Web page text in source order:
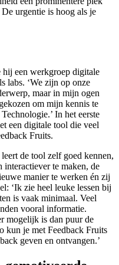
urgentie is hoog als je
een werkgroep digitale
labs. ‘We zijn op onze
maar in mijn ogen
om mijn kennis te
In het eerste
een digitale tool die veel
Fruits.
de tool zelf goed kennen,
interactiever te maken, de
manier te werken én zij
‘Ik zie heel leuke lessen bij
is vaak minimaal. Veel
vooral informatie.
mogelijk is dan puur de
kun je met Feedback Fruits
geven en ontvangen.’